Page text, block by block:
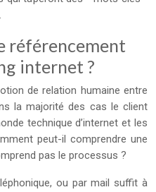
référencement
internet ?
de relation humaine entre
la majorité des cas le client
technique d’internet et les
peut-il comprendre une
pas le processus ?
ou par mail suffit à